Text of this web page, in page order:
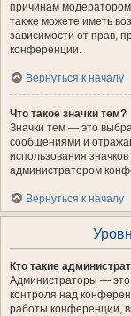
причинам
также можете иметь
зависимости от прав,
конференции.
Вернуться к началу
Что такое значки тем?
Значки тем — это
сообщениями и
использования
администратором
Вернуться к началу
Кто такие
Администраторы —
контроля над
работы конференции,